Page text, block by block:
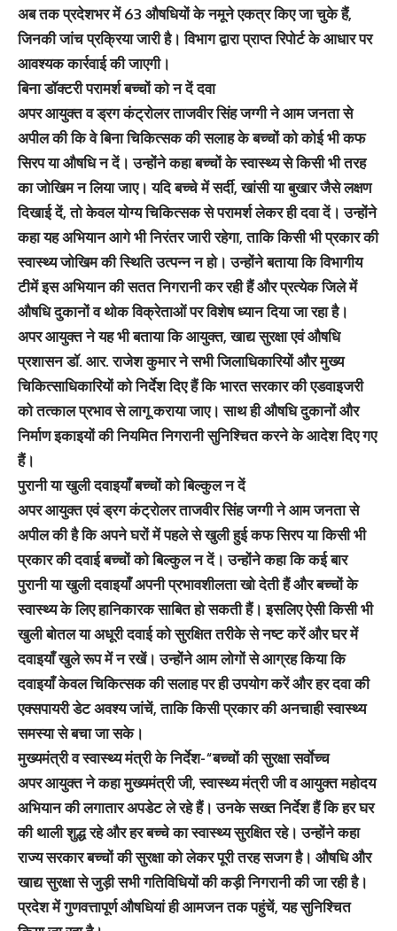
अब तक प्रदेशभर में 63 औषधियों के नमूने एकत्र किए जा चुके हैं,
जिनकी जांच प्रक्रिया जारी है। विभाग द्वारा प्राप्त रिपोर्ट के आधार पर
आवश्यक कार्रवाई की जाएगी।
बिना डॉक्टरी परामर्श बच्चों को न दें दवा
अपर आयुक्त व ड्रग कंट्रोलर ताजवीर सिंह जग्गी ने आम जनता से
अपील की कि वे बिना चिकित्सक की सलाह के बच्चों को कोई भी कफ
सिरप या औषधि न दें। उन्होंने कहा बच्चों के स्वास्थ्य से किसी भी तरह
का जोखिम न लिया जाए। यदि बच्चे में सर्दी, खांसी या बुखार जैसे लक्षण
दिखाई दें, तो केवल योग्य चिकित्सक से परामर्श लेकर ही दवा दें। उन्होंने
कहा यह अभियान आगे भी निरंतर जारी रहेगा, ताकि किसी भी प्रकार की
स्वास्थ्य जोखिम की स्थिति उत्पन्न न हो। उन्होंने बताया कि विभागीय
टीमें इस अभियान की सतत निगरानी कर रही हैं और प्रत्येक जिले में
औषधि दुकानों व थोक विक्रेताओं पर विशेष ध्यान दिया जा रहा है।
अपर आयुक्त ने यह भी बताया कि आयुक्त, खाद्य सुरक्षा एवं औषधि
प्रशासन डॉ. आर. राजेश कुमार ने सभी जिलाधिकारियों और मुख्य
चिकित्साधिकारियों को निर्देश दिए हैं कि भारत सरकार की एडवाइजरी
को तत्काल प्रभाव से लागू कराया जाए। साथ ही औषधि दुकानों और
निर्माण इकाइयों की नियमित निगरानी सुनिश्चित करने के आदेश दिए गए
हैं।
पुरानी या खुली दवाइयाँ बच्चों को बिल्कुल न दें
अपर आयुक्त एवं ड्रग कंट्रोलर ताजवीर सिंह जग्गी ने आम जनता से
अपील की है कि अपने घरों में पहले से खुली हुई कफ सिरप या किसी भी
प्रकार की दवाई बच्चों को बिल्कुल न दें। उन्होंने कहा कि कई बार
पुरानी या खुली दवाइयाँ अपनी प्रभावशीलता खो देती हैं और बच्चों के
स्वास्थ्य के लिए हानिकारक साबित हो सकती हैं। इसलिए ऐसी किसी भी
खुली बोतल या अधूरी दवाई को सुरक्षित तरीके से नष्ट करें और घर में
दवाइयाँ खुले रूप में न रखें। उन्होंने आम लोगों से आग्रह किया कि
दवाइयाँ केवल चिकित्सक की सलाह पर ही उपयोग करें और हर दवा की
एक्सपायरी डेट अवश्य जांचें, ताकि किसी प्रकार की अनचाही स्वास्थ्य
समस्या से बचा जा सके।
मुख्यमंत्री व स्वास्थ्य मंत्री के निर्देश-“बच्चों की सुरक्षा सर्वाेच्च
अपर आयुक्त ने कहा मुख्यमंत्री जी, स्वास्थ्य मंत्री जी व आयुक्त महोदय
अभियान की लगातार अपडेट ले रहे हैं। उनके सख्त निर्देश हैं कि हर घर
की थाली शुद्ध रहे और हर बच्चे का स्वास्थ्य सुरक्षित रहे। उन्होंने कहा
राज्य सरकार बच्चों की सुरक्षा को लेकर पूरी तरह सजग है। औषधि और
खाद्य सुरक्षा से जुड़ी सभी गतिविधियों की कड़ी निगरानी की जा रही है।
प्रदेश में गुणवत्तापूर्ण औषधियां ही आमजन तक पहुंचें, यह सुनिश्चित